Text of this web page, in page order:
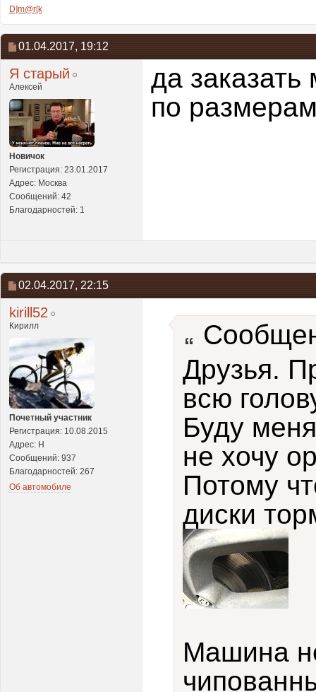
D]m@r[k
01.04.2017, 19:12
Я старый
Алексей
Новичок
Регистрация: 23.01.2017
Адрес: Москва
Сообщений: 42
Благодарностей: 1
да
по
02.04.2017, 22:15
kirill52
Кирилл
Почетный участник
Регистрация: 10.08.2015
Адрес: Н
Сообщений: 937
Благодарностей: 267
Об автомобиле
Друзья.
всю
Буду
не хочу
Потому
диски
Машина